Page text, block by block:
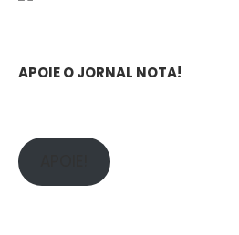
APOIE O JORNAL NOTA!